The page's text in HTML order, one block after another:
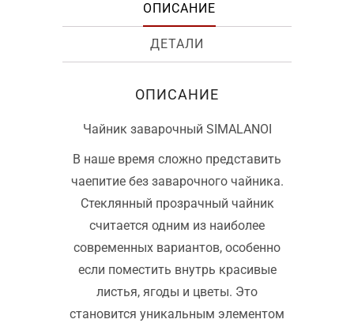
ОПИСАНИЕ
ДЕТАЛИ
ОПИСАНИЕ
Чайник заварочный SIMALANOI
В наше время сложно представить
чаепитие без заварочного чайника.
Стеклянный прозрачный чайник
считается одним из наиболее
современных вариантов, особенно
если поместить внутрь красивые
листья, ягоды и цветы. Это
становится уникальным элементом